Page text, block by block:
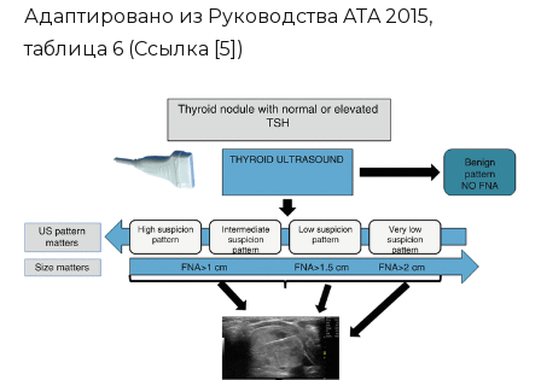
Адаптировано из Руководства ATA 2015,
таблица 6 (Ссылка [5])